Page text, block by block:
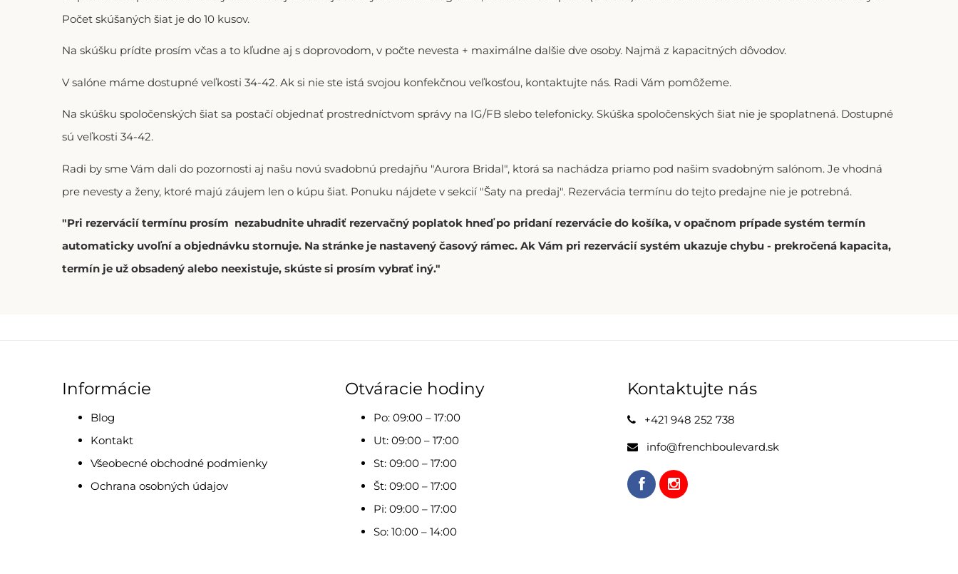
Počet skúšaných šiat je do 10 kusov.
Na skúšku prídte prosím včas a to kľudne aj s doprovodom, v počte nevesta + maximálne dalšie dve osoby. Najmä z kapacitných dôvodov.
V salóne máme dostupné veľkosti 34-42. Ak si nie ste istá svojou konfekčnou veľkosťou, kontaktujte nás. Radi Vám pomôžeme.
Na skúšku spoločenských šiat sa postačí objednať prostredníctvom správy na IG/FB slebo telefonicky. Skúška spoločenských šiat nie je spoplatnená. Dostupné
sú veľkosti 34-42.
Radi by sme Vám dali do pozornosti aj našu novú svadobnú predajňu "Aurora Bridal", ktorá sa nachádza priamo pod našim svadobným salónom. Je vhodná
pre nevesty a ženy, ktoré majú záujem len o kúpu šiat. Ponuku nájdete v sekcií "Šaty na predaj". Rezervácia termínu do tejto predajne nie je potrebná.
"Pri rezervácií termínu prosím nezabudnite uhradiť rezervačný poplatok hneď po pridaní rezervácie do košíka, v opačnom prípade systém termín
automaticky uvoľní a objednávku stornuje. Na stránke je nastavený časový rámec. Ak Vám pri rezervácií systém ukazuje chybu - prekročená kapacita,
termín je už obsadený alebo neexistuje, skúste si prosím vybrať iný."
Informácie
Blog
Kontakt
Všeobecné obchodné podmienky
Ochrana osobných údajov
Otváracie hodiny
Po: 09:00 – 17:00
Ut: 09:00 – 17:00
St: 09:00 – 17:00
Št: 09:00 – 17:00
Pi: 09:00 – 17:00
So: 10:00 – 14:00
Kontaktujte nás
+421 948 252 738
info@frenchboulevard.sk